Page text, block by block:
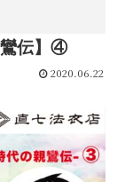
鸞伝】④
2020.06.22